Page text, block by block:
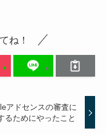
ね！
アドセンスの審査に
るためにやったこと